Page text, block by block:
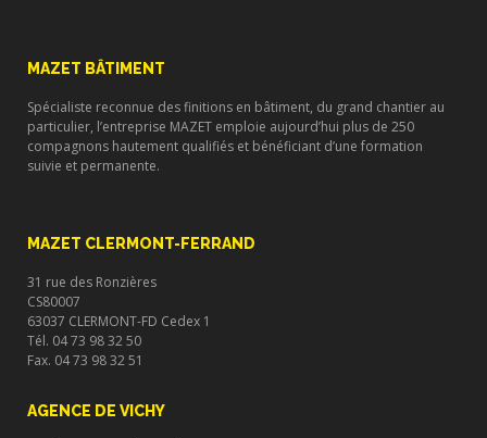
MAZET BÂTIMENT
Spécialiste reconnue des finitions en bâtiment, du grand chantier au
particulier, l’entreprise MAZET emploie aujourd’hui plus de 250
compagnons hautement qualifiés et bénéficiant d’une formation
suivie et permanente.
MAZET CLERMONT-FERRAND
31 rue des Ronzières
CS80007
63037 CLERMONT-FD Cedex 1
Tél. 04 73 98 32 50
Fax. 04 73 98 32 51
AGENCE DE VICHY